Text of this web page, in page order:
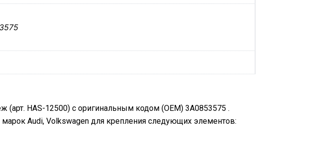
(арт. HAS-12500) с оригинальным кодом (OEM) 3A0853575 .
Audi, Volkswagen для крепления следующих элементов: